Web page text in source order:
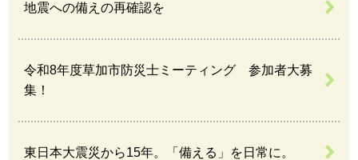
地震への備えの再確認を
令和8年度草加市防災士ミーティング 参加者大募
集！
東日本大震災から15年。「備える」を日常に。